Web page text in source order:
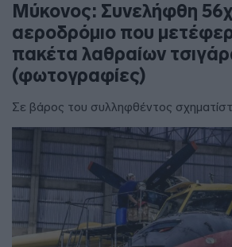
Μύκονος: Συνελήφθη
αεροδρόμιο που
πακέτα λαθραίων
(φωτογραφίες)
Σε βάρος του συλληφθέντος